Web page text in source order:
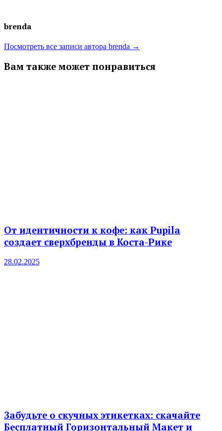
brenda
Посмотреть все записи автора brenda →
Вам также может понравиться
От идентичности к кофе: как Pupila
создает сверхбренды в Коста-Рике
28.02.2025
Забудьте о скучных этикетках: скачайте
Бесплатный Горизонтальный Макет и